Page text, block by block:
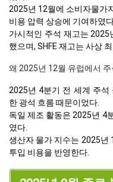
2025년 12월에 소비자물가
비용 압력 상승에 기여하였
가시적인 주석 재고는
했으며, SHFE 재고는 사상
왜 2025년 12월 유럽에서
2025년 4분기 전 세계 주석
한 광석 흐름 때문이었다.
독일 제조 활동은 2025년 4
였다.
생산자 물가 지수는 2025년
투입 비용을 반영한다.